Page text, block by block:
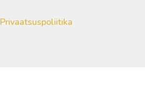
Privaatsuspoliitika